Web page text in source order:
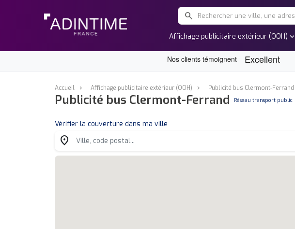
search
Affichage publicitaire extérieur (OOH) expand_more
Accueil Affichage publicitaire extérieur (OOH) Publicité bus Clermont-Ferrand
Publicité bus Clermont-Ferrand none
Réseau transport public
Vérifier la couverture dans ma ville
location_on